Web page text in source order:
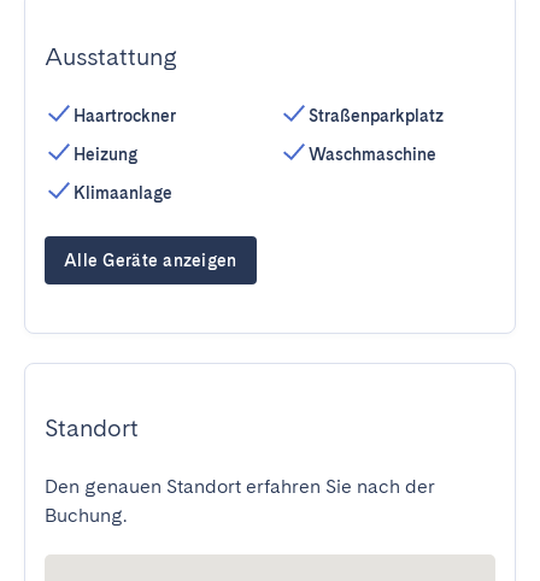
Ausstattung
Haartrockner
Heizung
Klimaanlage
Straßenparkplatz
Waschmaschine
Alle Geräte anzeigen
Standort
Den genauen Standort erfahren Sie nach der
Buchung.